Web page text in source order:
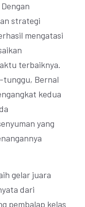
strategi
mengatasi
terbaiknya.
tunggu, Bernal
kedua
yang
gelar juara
dari
pembalap kelas